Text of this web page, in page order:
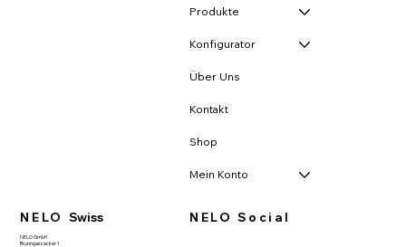
Produkte
Konfigurator
Über Uns
Kontakt
Shop
Mein Konto
NELO Swiss
NELO GmbH
Brunngassacker 1
NELO Social